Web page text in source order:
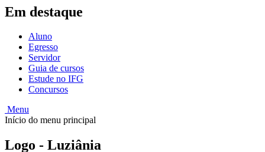
Em destaque
Aluno
Egresso
Servidor
Guia de cursos
Estude no IFG
Concursos
Menu
Início do menu principal
Logo - Luziânia